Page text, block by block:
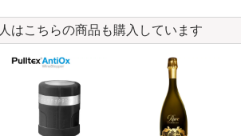
はこちらの商品も購入しています